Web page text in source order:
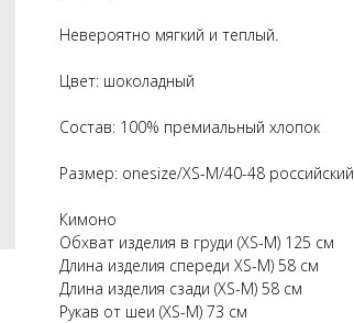
Невероятно мягкий и теплый.
Цвет: шоколадный
Состав: 100% премиальный хлопок
Размер: onesize/XS-M/40-48 российский
Кимоно
Обхват изделия в груди (XS-M) 125 см
Длина изделия спереди XS-M) 58 см
Длина изделия сзади (XS-M) 58 см
Рукав от шеи (XS-M) 73 см